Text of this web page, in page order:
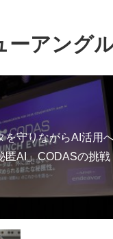
ーアング
を守りながらAI活用
匿AI」CODASの挑戦